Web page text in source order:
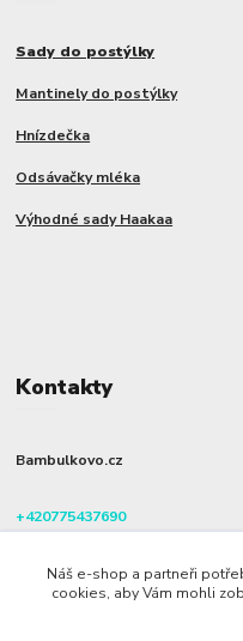
Sady do postýlky
Mantinely do postýlky
Hnízdečka
Odsávačky mléka
Výhodné sady Haakaa
Kontakty
Bambulkovo.cz
+420775437690
info@bambulkovo.cz
Náš e-shop a partneři
cookies, aby Vám mohli